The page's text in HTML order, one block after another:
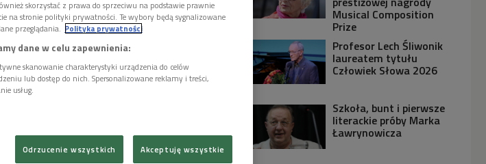
Musical Composition
Prize
Profesor Lech Śliwonik
laureatem tytułu
Człowiek Słowa 2026
Szkoła, bunt i pierwsze
literackie próby Marka
Ławrynowicza
skorzystać z prawa do sprzeciwu na podstawie prawnie
na stronie polityki prywatności. Te wybory będą sygnalizowane
przeglądania. Polityka prywatności
dane w celu zapewnienia:
skanowanie charakterystyki urządzenia do celów
lub dostęp do nich. Spersonalizowane reklamy i treści,
usług.
Odrzucenie wszystkich Akceptuję wszystkie